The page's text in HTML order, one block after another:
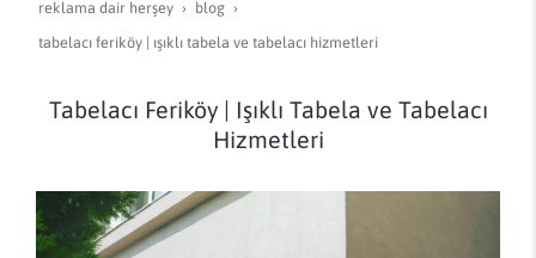
reklama dair herşey
blog
tabelacı feriköy | işıklı tabela ve tabelacı hizmetleri
Tabelacı Feriköy | Işıklı Tabela ve Tabelacı
Hizmetleri